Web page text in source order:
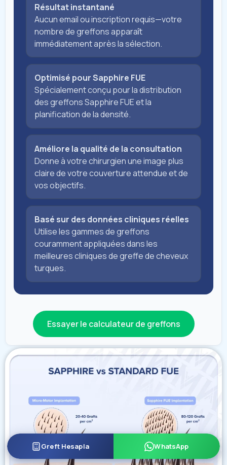
Résultat instantané
Aucun email ou inscription requis—votre
nombre de greffons apparaît
immédiatement après la sélection.
Optimisé pour Sapphire FUE
Spécialement conçu pour la distribution
des greffons Sapphire FUE et la
planification de la densité.
Améliore la qualité de la consultation
Donne à votre chirurgien une image plus
claire de votre couverture attendue et de
vos objectifs.
Basé sur des données cliniques réelles
Utilise les gammes de greffons
couramment appliquées dans les
meilleures cliniques de greffe de cheveux
turques.
Essayer le calculateur de greffons
Greft Hesapla WhatsApp